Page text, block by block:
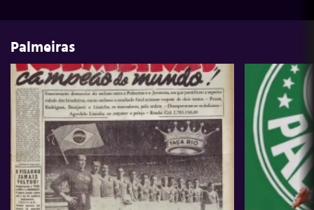
Palmeiras